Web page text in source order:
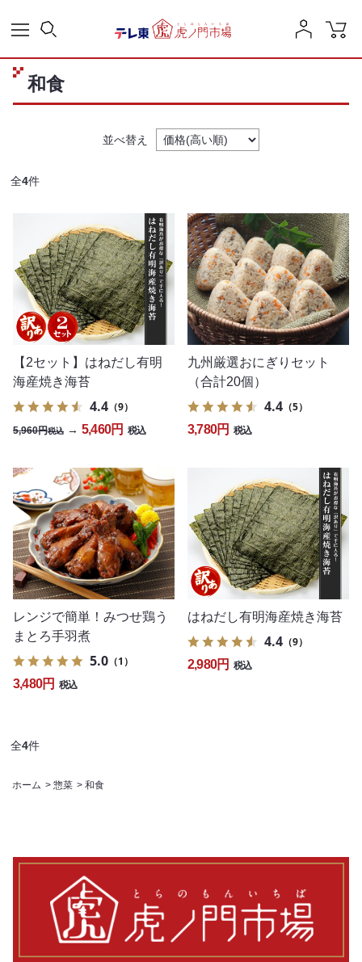
和食
並べ替え
全4件
【2セット】はねだし有明
海産焼き海苔
4.4 （9）
5,960円税込 → 5,460円 税込
九州厳選おにぎりセット
（合計20個）
4.4 （5）
3,780円 税込
レンジで簡単！みつせ鶏う
まとろ手羽煮
5.0 （1）
3,480円 税込
はねだし有明海産焼き海苔
4.4 （9）
2,980円 税込
全4件
ホーム > 惣菜 > 和食